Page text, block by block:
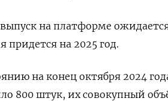
на платформе
придется на 2025 год.
на конец октября 2024
800 штук, их совокупный